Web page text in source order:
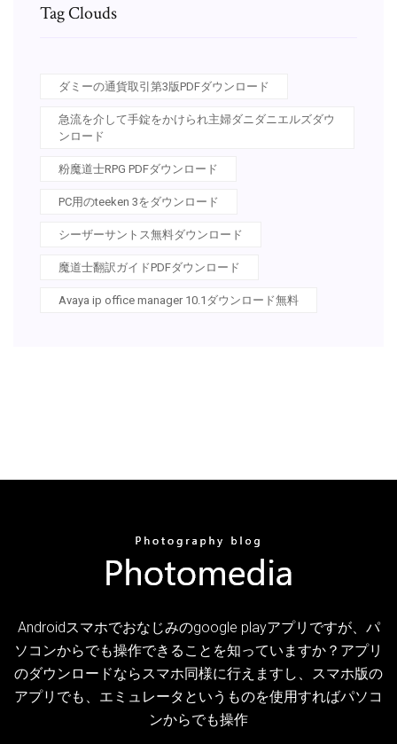
Tag Clouds
ダミーの通貨取引第3版PDFダウンロード
急流を介して手錠をかけられ主婦ダニダニエルズダウ
ンロード
粉魔道士RPG PDFダウンロード
PC用のteeken 3をダウンロード
シーザーサントス無料ダウンロード
魔道士翻訳ガイドPDFダウンロード
Avaya ip office manager 10.1ダウンロード無料
Androidスマホでおなじみのgoogle playアプリですが、パ
ソコンからでも操作できることを知っていますか？アプリ
のダウンロードならスマホ同様に行えますし、スマホ版の
アプリでも、エミュレータというものを使用すればパソコ
ンからでも操作